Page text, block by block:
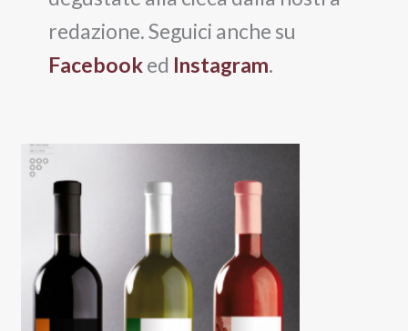
redazione. Seguici anche su
Facebooked Instagram.